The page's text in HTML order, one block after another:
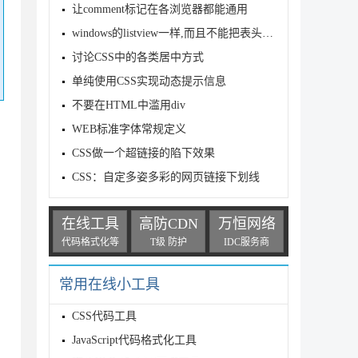
让comment标记在各浏览器都能通用
windows的listview一样,而且不能把表头从表格里面独立出来
讨论CSS中的各类居中方式
单纯使用CSS实现动态提示信息
不要在HTML中滥用div
WEB标准字体常规定义
CSS做一个超链接的陷下效果
CSS：自定多姿多彩的网页链接下划线
在线工具
代码格式化等
高防CDN
T级 防护
万恒网络
IDC服务商
常用在线小工具
CSS代码工具
JavaScript代码格式化工具